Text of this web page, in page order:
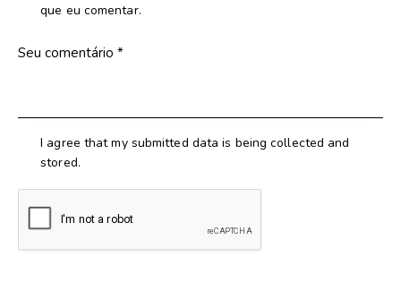
que eu comentar.
I agree that my submitted data is being collected and
stored.